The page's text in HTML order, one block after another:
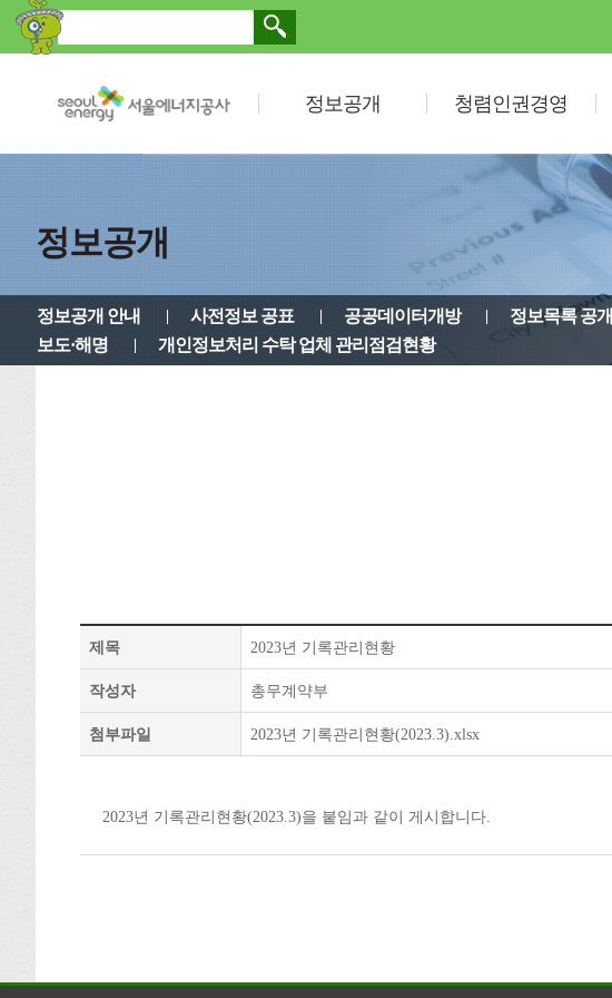
정보공개 청렴인권경영
정보공개
정보공개 안내 사전정보 공표 공공데이터개방 정보목록 공개
보도·해명
개인정보처리 수탁 업체 관리점검현황
제목 2023년 기록관리현황
작성자 총무계약부
첨부파일 2023년 기록관리현황(2023.3).xlsx
2023년 기록관리현황(2023.3)을 붙임과 같이 게시합니다.